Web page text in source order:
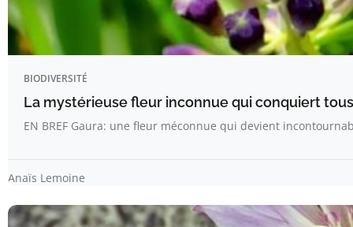
BIODIVERSITÉ
La mystérieuse fleur inconnue qui conquiert
EN BREF Gaura: une fleur méconnue qui devient
Anaïs Lemoine